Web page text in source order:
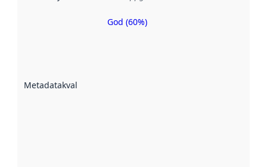
Metadatakvalitet
Metadatakvalitet
God (60%)